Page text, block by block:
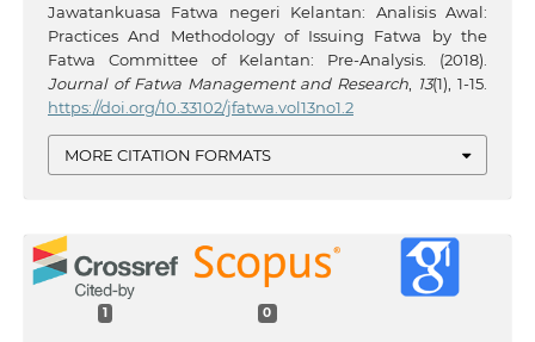
Jawatankuasa Fatwa negeri Kelantan: Analisis Awal:
Practices And Methodology of Issuing Fatwa by the
Fatwa Committee of Kelantan: Pre-Analysis. (2018).
Journal of Fatwa Management and Research
13(1), 1-15.
https://doi.org/10.33102/jfatwa.vol13no1.2
MORE CITATION FORMATS
1 0